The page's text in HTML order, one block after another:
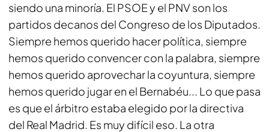
siendo una minoría. El PSOE y el PNV son los
partidos decanos del Congreso de los Diputados.
Siempre hemos querido hacer política, siempre
hemos querido convencer con la palabra, siempre
hemos querido aprovechar la coyuntura, siempre
hemos querido jugar en el Bernabéu... Lo que pasa
es que el árbitro estaba elegido por la directiva
del Real Madrid. Es muy difícil eso. La otra